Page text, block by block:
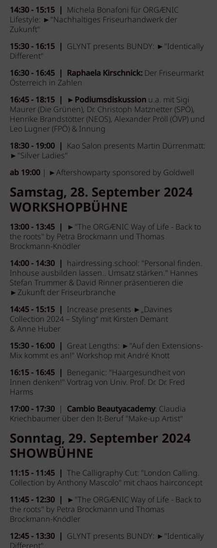
14:30 - 15:15 | Michela Bonafoni für ORGÆNIC
Lifestyle: ►"Nachhaltiges Friseurhandwerk der
Zukunft"
15:30 - 16:15 | GLYNT presents BUNDY: ►"Identically
Different"
16:30 - 16:45 | Raphaela Kirschnick: Der Friseurmarkt
Österreich in Zahlen
16:45 - 18:15 | ►Podiumsdiskussion u.a. mit Sigi
Maurer (Die Grünen), Dr. Christoph Matznetter (SPÖ),
Henrike Brandstötter (NEOS), Alexander Pröll (ÖVP) und
Leo Lugner (FPÖ) & Innung
18:30 - 19:00 | Kao Salon presents Martin Dürrenmatt:
►"Silver Ladies"
ab 19:00 | ►Aftershowparty sponsored by Goldwell
Samstag, 28. September 2024
WORKSHOPBÜHNE
13:00 - 13:45 | ► "The ORGÆNIC Way of Life - Back to
the roots" by Petra Brockmann und Thomas
Brockmann-Knödler
14:00 - 14:30 | hairdressing.school: "Personal finden.
Inhouse ausbilden lassen.. Umsatz stärken." Hannes
Stefan Trummer & David Rinner präsentieren die
►Zukunft der Friseurbranche
14:45 - 15:15 | Increase presents ►„Davines
Collection 2024 – Styling“ mit Kirsten Demant
& Anne Huber
15:30 - 16:00 | Great Lengths: ►"Auf den Extensions-
Mix kommt es an!" Workshop mit André Knott
16:15 - 16:45 | Beneganic: "Haargesundheit von
Innen denken!" Vortrag von Univ. Prof. Dr. Dr. Fred
Harms
17:00 - 17:30 | Cambio Beautyacademy: Claudia
Kriechbaumer über den It-Beruf "Make-up Artist"
Sonntag, 29. September 2024
SHOWBÜHNE
11:15 - 11:45 | The Calligraphy Cut: "London Calling.
Collection by Anthony Mascolo" mit chaos hairconcept
11:45 - 12:30 | ► "The ORGÆNIC Way of Life - Back to
the roots" by Petra Brockmann und Thomas
Brockmann-Knödler
12:45 - 13:30 | GLYNT presents BUNDY: ►"Identically